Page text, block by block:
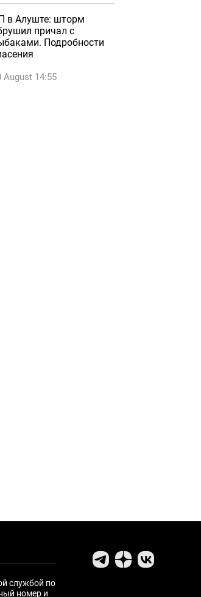
в Алуште: шторм
причал с
Подробности
August 14:55
службой по
номер и